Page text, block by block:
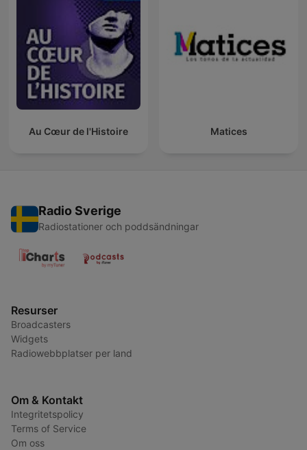
Au Cœur de l'Histoire Matices
Radio Sverige
Radiostationer och poddsändningar
Resurser
Broadcasters
Widgets
Radiowebbplatser per land
Om & Kontakt
Integritetspolicy
Terms of Service
Om oss